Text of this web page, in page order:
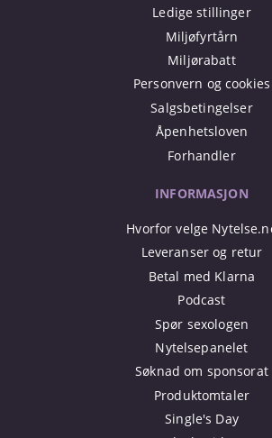
Ledige stillinger
Miljøfyrtårn
Miljørabatt
Personvern og cookies
Salgsbetingelser
Åpenhetsloven
Forhandler
INFORMASJON
Hvorfor velge
Leveranser og retur
Betal med Klarna
Podcast
Spør sexologen
Nytelsepanelet
Søknad om sponsorat
Produktomtaler
Single's Day